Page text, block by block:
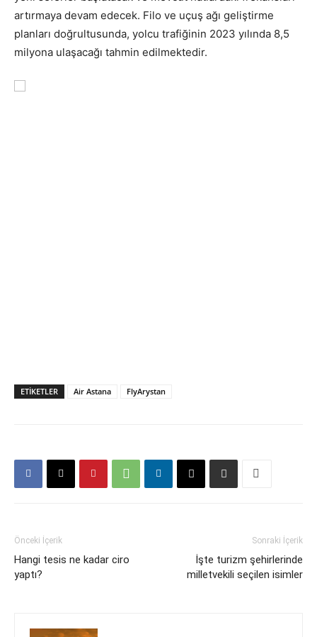
artırmaya devam edecek. Filo ve uçuş ağı geliştirme
planları doğrultusunda, yolcu trafiğinin 2023 yılında 8,5
milyona ulaşacağı tahmin edilmektedir.
ETIKETLER Air Astana FlyArystan
Önceki İçerik
Hangi tesis ne kadar ciro
yaptı?
Sonraki İçerik
İşte turizm şehirlerinde
milletvekili seçilen isimler